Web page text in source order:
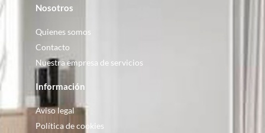
Nosotros
Quienes somos
Contacto
Nuestra empresa de servicios
Información
Aviso legal
Política de cookies